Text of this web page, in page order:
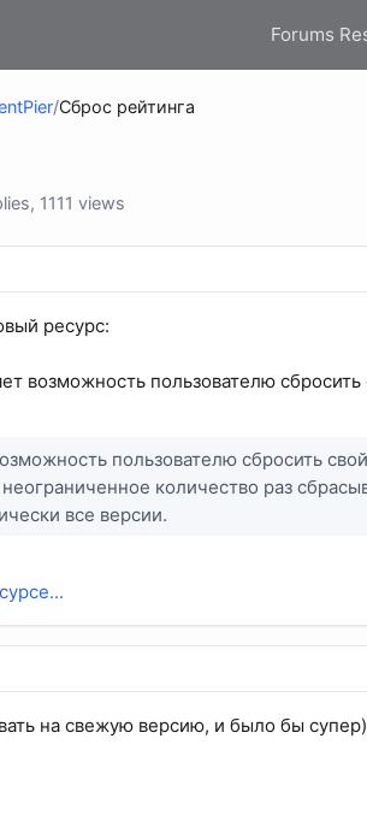
Forums
/Сброс рейтинга
1111 views
ресурс:
возможность пользователю сбросить
пользователю сбросить
количество раз
все версии.
на свежую версию, и было бы супер)